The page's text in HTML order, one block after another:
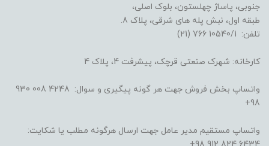
جنوبی، پاساژ چهلستون، بلوک اصلی،
طبقه اول، نبش پله های شرقی، پلاک 8.
تلفن: 10540/1 766 (21)
کارخانه: شهرک صنعتی قرچک، پیشرفت 4، پلاک 4
واتساپ بخش فروش جهت هر گونه پیگیری و سوال: 4248 008 930
98+
واتساپ مستقیم مدیر عامل جهت ارسال هرگونه مطلب یا شکایت: